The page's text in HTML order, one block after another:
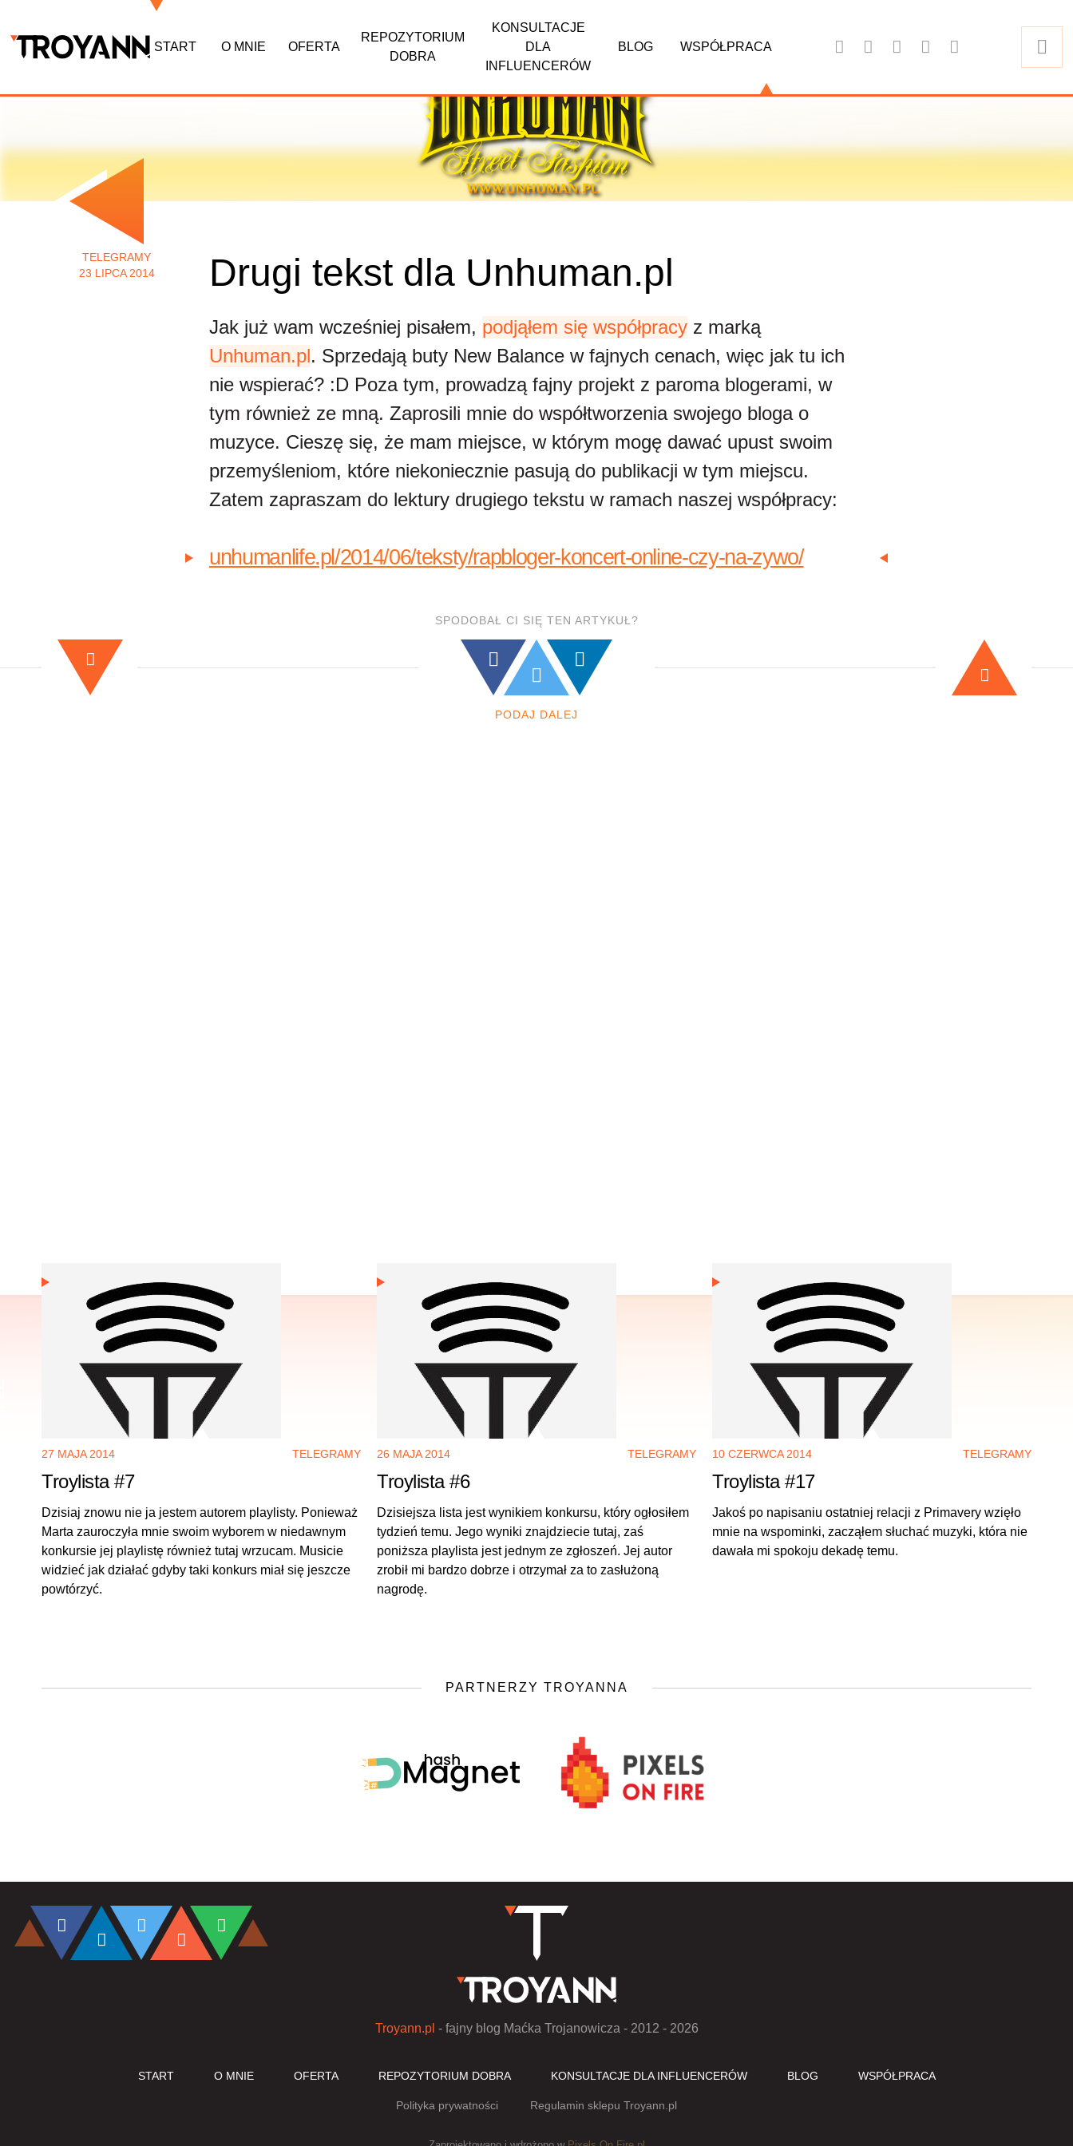
START O MNIE OFERTA
REPOZYTORIUM
DOBRA
KONSULTACJE
DLA
INFLUENCERÓW
BLOG WSPÓŁPRACA
TELEGRAMY
23 LIPCA 2014
Drugi tekst dla Unhuman.pl
Jak już wam wcześniej pisałem, podjąłem się współpracy z marką
Unhuman.pl. Sprzedają buty New Balance w fajnych cenach, więc jak tu ich
nie wspierać? :D Poza tym, prowadzą fajny projekt z paroma blogerami, w
tym również ze mną. Zaprosili mnie do współtworzenia swojego bloga o
muzyce. Cieszę się, że mam miejsce, w którym mogę dawać upust swoim
przemyśleniom, które niekoniecznie pasują do publikacji w tym miejscu.
Zatem zapraszam do lektury drugiego tekstu w ramach naszej współpracy:
unhumanlife.pl/2014/06/teksty/rapbloger-koncert-online-czy-na-zywo/
SPODOBAŁ CI SIĘ TEN ARTYKUŁ?
PODAJ DALEJ
27 MAJA 2014 TELEGRAMY
Troylista #7
Dzisiaj znowu nie ja jestem autorem playlisty. Ponieważ
Marta zauroczyła mnie swoim wyborem w niedawnym
konkursie jej playlistę również tutaj wrzucam. Musicie
widzieć jak działać gdyby taki konkurs miał się jeszcze
powtórzyć.
26 MAJA 2014 TELEGRAMY
Troylista #6
Dzisiejsza lista jest wynikiem konkursu, który ogłosiłem
tydzień temu. Jego wyniki znajdziecie tutaj, zaś
poniższa playlista jest jednym ze zgłoszeń. Jej autor
zrobił mi bardzo dobrze i otrzymał za to zasłużoną
nagrodę.
10 CZERWCA 2014 TELEGRAMY
Troylista #17
Jakoś po napisaniu ostatniej relacji z Primavery wzięło
mnie na wspominki, zacząłem słuchać muzyki, która nie
dawała mi spokoju dekadę temu.
PARTNERZY TROYANNA
Troyann.pl - fajny blog Maćka Trojanowicza - 2012 - 2026
START O MNIE OFERTA REPOZYTORIUM DOBRA KONSULTACJE DLA INFLUENCERÓW BLOG WSPÓŁPRACA
Polityka prywatności Regulamin sklepu Troyann.pl